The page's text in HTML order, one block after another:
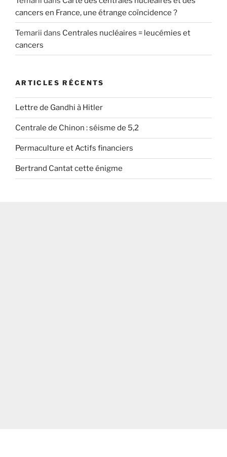
cancers en France, une étrange coïncidence ?
Temarii dans Centrales nucléaires = leucémies et
cancers
ARTICLES RÉCENTS
Lettre de Gandhi à Hitler
Centrale de Chinon : séisme de 5,2
Permaculture et Actifs financiers
Bertrand Cantat cette énigme